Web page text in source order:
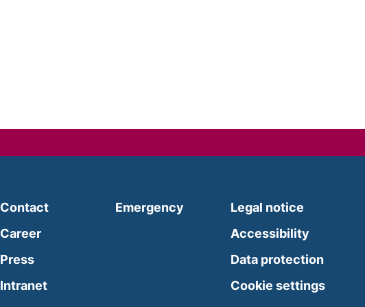
Contact
Career
Press
Intranet(external link, opens in a new window)
Emergency (external link, opens in a new
Legal notice
Accessibility
Data protection
Cookie settings